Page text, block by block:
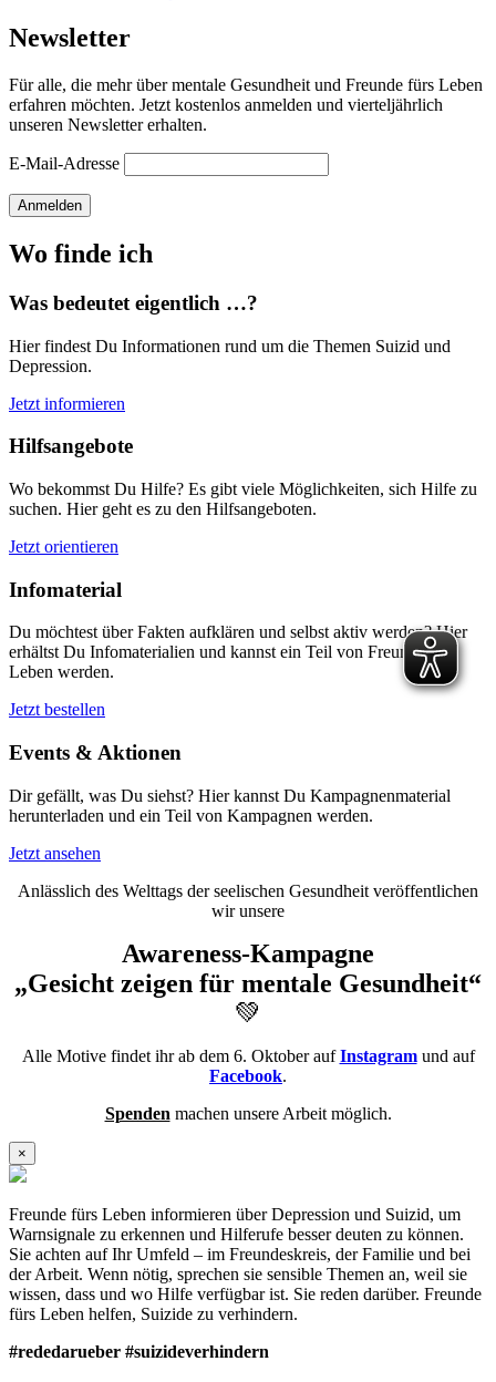
Newsletter
Für alle, die mehr über mentale Gesundheit und Freunde fürs Leben
erfahren möchten. Jetzt kostenlos anmelden und vierteljährlich
unseren Newsletter erhalten.
E-Mail-Adresse
Anmelden
Wo finde ich
Was bedeutet eigentlich …?
Hier findest Du Informationen rund um die Themen Suizid und
Depression.
Jetzt informieren
Hilfsangebote
Wo bekommst Du Hilfe? Es gibt viele Möglichkeiten, sich Hilfe zu
suchen. Hier geht es zu den Hilfsangeboten.
Jetzt orientieren
Infomaterial
Du möchtest über Fakten aufklären und selbst aktiv werden? Hier
erhältst Du Infomaterialien und kannst ein Teil von Freunde fürs
Leben werden.
Jetzt bestellen
Events & Aktionen
Dir gefällt, was Du siehst? Hier kannst Du Kampagnenmaterial
herunterladen und ein Teil von Kampagnen werden.
Jetzt ansehen
Anlässlich des Welttags der seelischen Gesundheit veröffentlichen
wir unsere
Awareness-Kampagne
„Gesicht zeigen für mentale Gesundheit“
💚
Alle Motive findet ihr ab dem 6. Oktober auf Instagram und auf
Facebook.
Spenden machen unsere Arbeit möglich.
×
Freunde fürs Leben informieren über Depression und Suizid, um
Warnsignale zu erkennen und Hilferufe besser deuten zu können.
Sie achten auf Ihr Umfeld – im Freundeskreis, der Familie und bei
der Arbeit. Wenn nötig, sprechen sie sensible Themen an, weil sie
wissen, dass und wo Hilfe verfügbar ist. Sie reden darüber. Freunde
fürs Leben helfen, Suizide zu verhindern.
#rededarueber #suizideverhindern